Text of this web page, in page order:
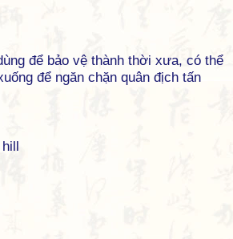
để bảo vệ thành thời xưa, có thể
để ngăn chặn quân địch tấn